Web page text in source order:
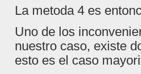
La metoda 4 es
Uno de los
nuestro caso, existe
esto es el caso